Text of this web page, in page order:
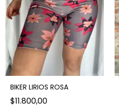
BIKER LIRIOS ROSA
$11.800,00